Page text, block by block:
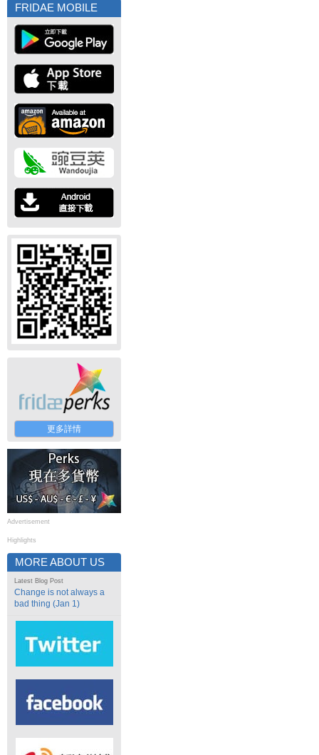
FRIDAE MOBILE
更多詳情
Advertisement
Highlights
MORE ABOUT US
Latest Blog Post
Change is not always a
bad thing (Jan 1)